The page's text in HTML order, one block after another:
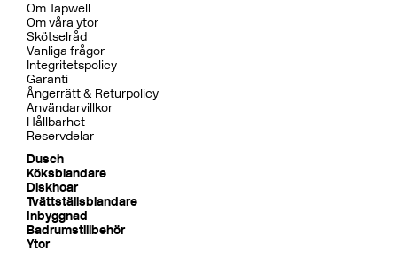
Om Tapwell
Om våra ytor
Skötselråd
Vanliga frågor
Integritetspolicy
Garanti
Ångerrätt & Returpolicy
Användarvillkor
Hållbarhet
Reservdelar
Dusch
Köksblandare
Diskhoar
Tvättställsblandare
Inbyggnad
Badrumstillbehör
Ytor